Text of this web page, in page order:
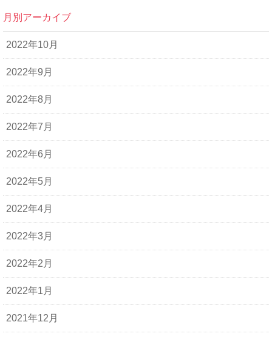
月別アーカイブ
2022年10月
2022年9月
2022年8月
2022年7月
2022年6月
2022年5月
2022年4月
2022年3月
2022年2月
2022年1月
2021年12月